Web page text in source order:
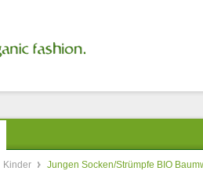
Kinder Jungen Socken/Strümpfe BIO